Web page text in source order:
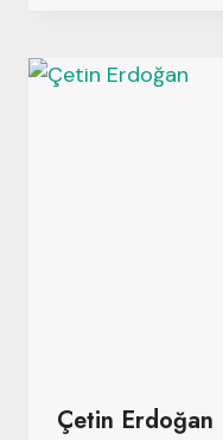
Çetin Erdoğan